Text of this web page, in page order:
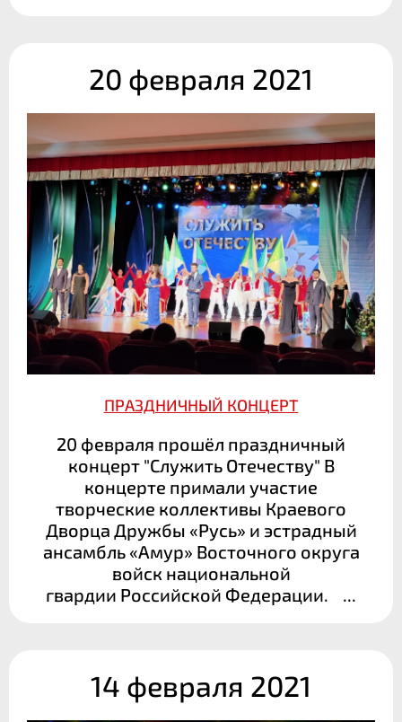
20 февраля 2021
ПРАЗДНИЧНЫЙ КОНЦЕРТ
20 февраля прошёл праздничный
концерт "Служить Отечеству" В
концерте примали участие
творческие коллективы Краевого
Дворца Дружбы «Русь» и эстрадный
ансамбль «Амур» Восточного округа
войск национальной
гвардии Российской Федерации. ...
14 февраля 2021